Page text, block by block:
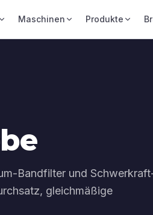
Maschinen Produkte
Bandfilter und
gleichmäßige